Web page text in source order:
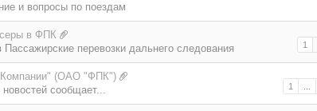
и вопросы по поездам
в ФПК
1
Пассажирские перевозки дальнего следования
Компании" (ОАО "ФПК")
1
новостей сообщает...